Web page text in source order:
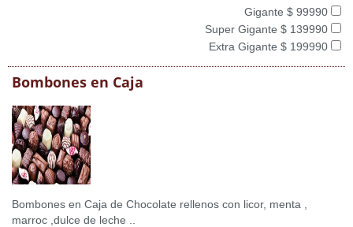
Gigante $ 99990
Super Gigante $ 139990
Extra Gigante $ 199990
Bombones en Caja
Bombones en Caja de Chocolate rellenos con licor, menta ,
marroc ,dulce de leche ..